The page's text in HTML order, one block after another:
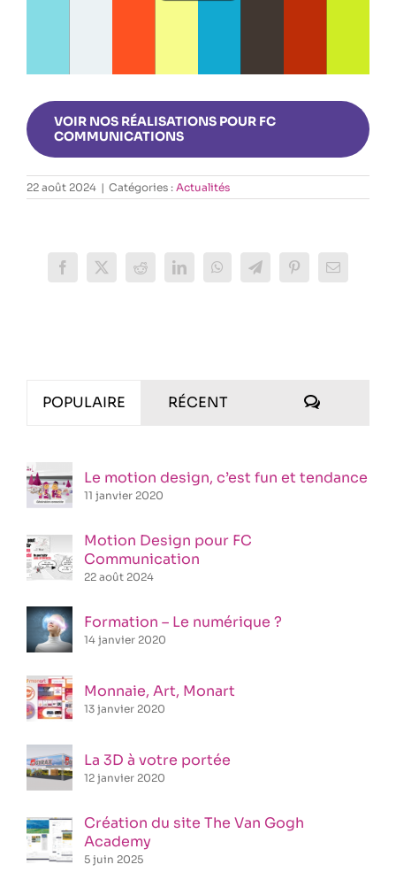
VOIR NOS RÉALISATIONS POUR FC
COMMUNICATIONS
22 août 2024 | Catégories : Actualités
Facebook
X Reddit LinkedInWhatsAppTelegramPinterestEmail
POPULAIRE RÉCENT
Le motion design, c’est fun et tendance
11 janvier 2020
Motion Design pour FC
Communication
22 août 2024
Formation – Le numérique ?
14 janvier 2020
Monnaie, Art, Monart
13 janvier 2020
La 3D à votre portée
12 janvier 2020
Création du site The Van Gogh
Academy
5 juin 2025